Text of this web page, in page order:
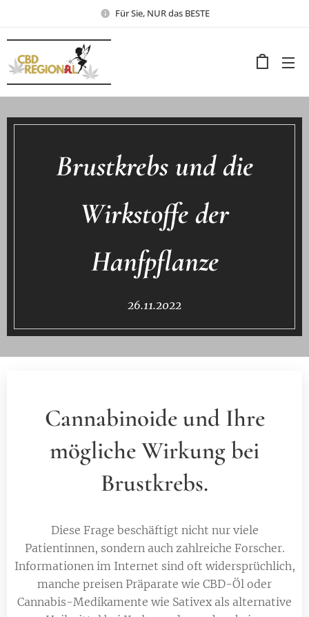
Für Sie, NUR das BESTE
Brustkrebs und die
Wirkstoffe der
Hanfpflanze
26.11.2022
Cannabinoide und Ihre
mögliche Wirkung bei
Brustkrebs.
Diese Frage beschäftigt nicht nur viele
Patientinnen, sondern auch zahlreiche Forscher.
Informationen im Internet sind oft widersprüchlich,
manche preisen Präparate wie CBD-Öl oder
Cannabis-Medikamente wie Sativex als alternative